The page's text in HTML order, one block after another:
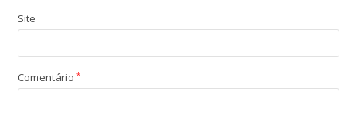
Site
Comentário*